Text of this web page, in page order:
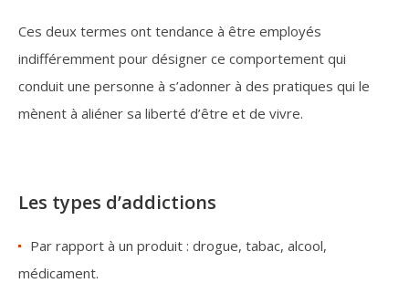
Ces deux termes ont tendance à être employés
indifféremment pour désigner ce comportement qui
conduit une personne à s’adonner à des pratiques qui le
mènent à aliéner sa liberté d’être et de vivre.
Les types d’addictions
Par rapport à un produit : drogue, tabac, alcool,
médicament.